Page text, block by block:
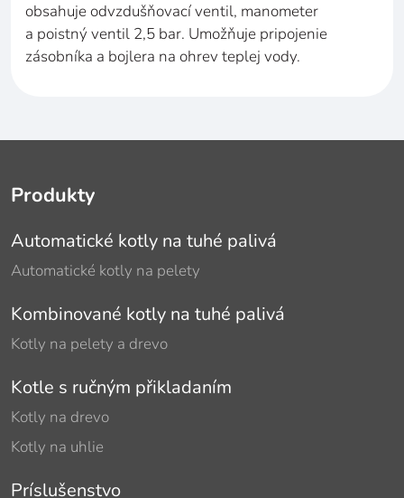
obsahuje odvzdušňovací ventil, manometer
a poistný ventil 2,5 bar. Umožňuje pripojenie
zásobníka a bojlera na ohrev teplej vody.
Produkty
Automatické kotly na tuhé palivá
Automatické kotly na pelety
Kombinované kotly na tuhé palivá
Kotly na pelety a drevo
Kotle s ručným přikladaním
Kotly na drevo
Kotly na uhlie
Príslušenstvo